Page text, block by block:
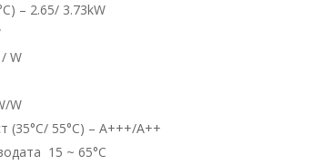
– 2.65/ 3.73kW
/ W
W
(35°C/ 55°C) – А+++/А++
15 ~ 65°C